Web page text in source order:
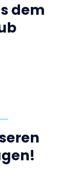
dem